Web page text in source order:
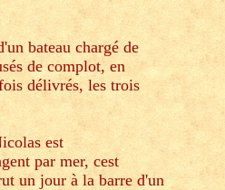
bateau chargé de
de complot, en
délivrés, les trois
est
par mer, cest
un jour à la barre d'un